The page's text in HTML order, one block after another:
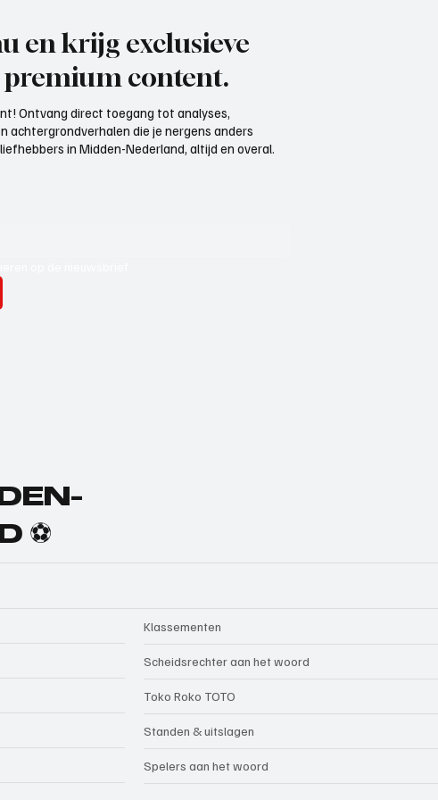
en krijg exclusieve
content.
Ontvang direct toegang tot analyses,
achtergrondverhalen die je nergens anders
in Midden-Nederland, altijd en overal.
⚽
Klassementen
Scheidsrechter aan het woord
Toko Roko TOTO
Standen & uitslagen
Spelers aan het woord